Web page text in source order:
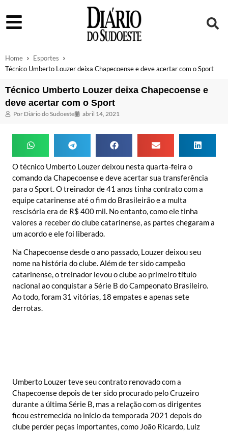
Home
Esportes
Técnico Umberto Louzer deixa Chapecoense e deve acertar com o Sport
Técnico Umberto Louzer deixa Chapecoense e
deve acertar com o Sport
Por Diário do Sudoeste abril 14, 2021
O técnico Umberto Louzer deixou nesta quarta-feira o
comando da Chapecoense e deve acertar sua transferência
para o Sport. O treinador de 41 anos tinha contrato com a
equipe catarinense até o fim do Brasileirão e a multa
rescisória era de R$ 400 mil. No entanto, como ele tinha
valores a receber do clube catarinense, as partes chegaram a
um acordo e ele foi liberado.
Na Chapecoense desde o ano passado, Louzer deixou seu
nome na história do clube. Além de ter sido campeão
catarinense, o treinador levou o clube ao primeiro título
nacional ao conquistar a Série B do Campeonato Brasileiro.
Ao todo, foram 31 vitórias, 18 empates e apenas sete
derrotas.
Umberto Louzer teve seu contrato renovado com a
Chapecoense depois de ter sido procurado pelo Cruzeiro
durante a última Série B, mas a relação com os dirigentes
ficou estremecida no início da temporada 2021 depois do
clube perder peças importantes, como João Ricardo, Luiz